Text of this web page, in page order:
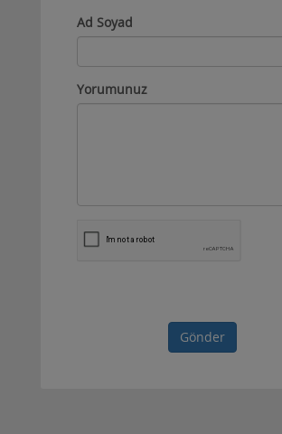
Ad Soyad
Yorumunuz
Gönder